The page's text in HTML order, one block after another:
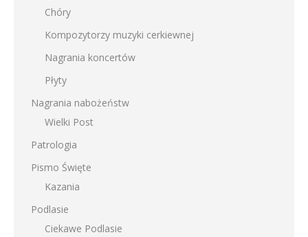
Chóry
Kompozytorzy muzyki cerkiewnej
Nagrania koncertów
Płyty
Nagrania nabożeństw
Wielki Post
Patrologia
Pismo Święte
Kazania
Podlasie
Ciekawe Podlasie